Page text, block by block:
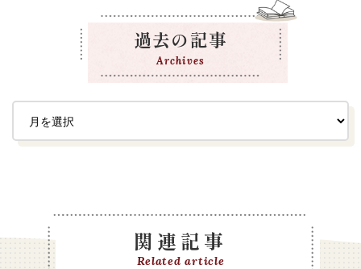
過去の記事
Archives
関連記事
Related article